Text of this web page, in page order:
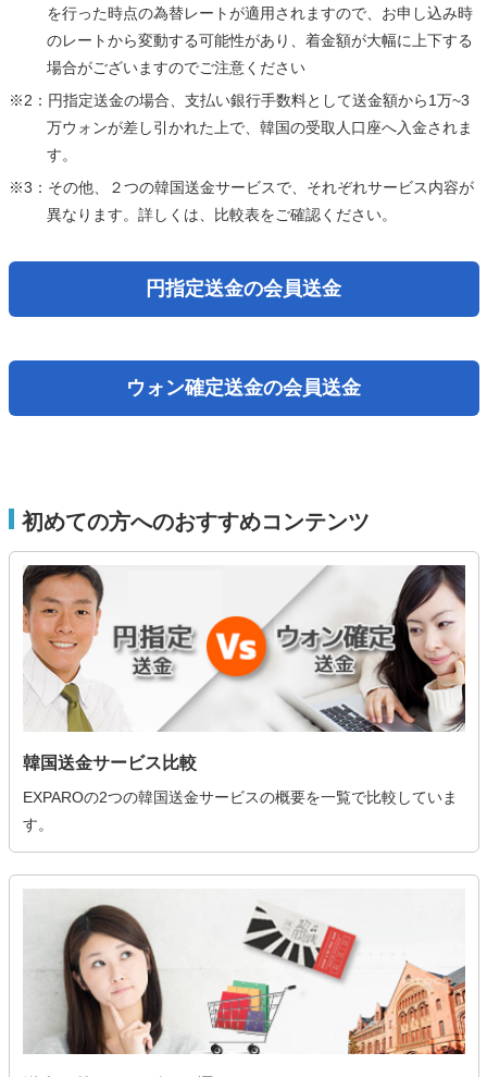
を行った時点の為替レートが適用されますので、お申し込み時
のレートから変動する可能性があり、着金額が大幅に上下する
場合がございますのでご注意ください
※2：円指定送金の場合、支払い銀行手数料として送金額から1万~3
万ウォンが差し引かれた上で、韓国の受取人口座へ入金されま
す。
※3：その他、２つの韓国送金サービスで、それぞれサービス内容が
異なります。詳しくは、比較表をご確認ください。
ウォン確定送金の会員送金
円指定送金の会員送金
初めての方へのおすすめコンテンツ
韓国送金サービス比較
EXPAROの2つの韓国送金サービスの概要を一覧で比較していま
す。